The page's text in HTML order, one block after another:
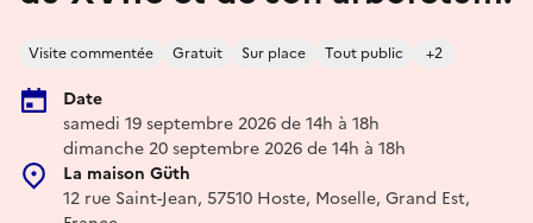
Visite commentée Gratuit Sur place Tout public +2
Date
samedi 19 septembre 2026 de 14h à 18h
dimanche 20 septembre 2026 de 14h à 18h
La maison Güth
12 rue Saint-Jean, 57510 Hoste, Moselle, Grand Est,